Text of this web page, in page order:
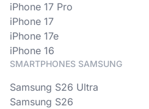
iPhone 17 Pro
iPhone 17
iPhone 17e
iPhone 16
SMARTPHONES SAMSUNG
Samsung S26 Ultra
Samsung S26